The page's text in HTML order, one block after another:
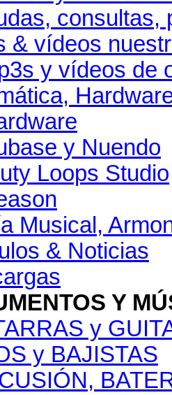
consultas,
& vídeos
y vídeos de
y Nuendo
Loops Studio
Musical,
& Noticias
Y
y
y BAJISTAS